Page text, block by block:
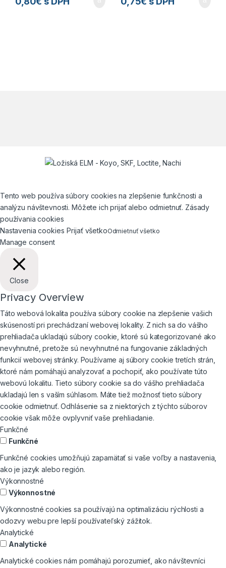
Tento web používa súbory cookies na zlepšenie funkčnosti a
analýzu návštevnosti. Môžete ich prijať alebo odmietnuť. Zásady
používania cookies
Nastavenia cookies Prijať všetkoOdmietnuť všetko
Manage consent
Close
Privacy Overview
Táto webová lokalita používa súbory cookie na zlepšenie vašich
skúseností pri prechádzaní webovej lokality. Z nich sa do vášho
prehliadača ukladajú súbory cookie, ktoré sú kategorizované ako
nevyhnutné, pretože sú nevyhnutné na fungovanie základných
funkcií webovej stránky. Používame aj súbory cookie tretích strán,
ktoré nám pomáhajú analyzovať a pochopiť, ako používate túto
webovú lokalitu. Tieto súbory cookie sa do vášho prehliadača
ukladajú len s vaším súhlasom. Máte tiež možnosť tieto súbory
cookie odmietnuť. Odhlásenie sa z niektorých z týchto súborov
cookie však môže ovplyvniť vaše prehliadanie.
Funkčné
Funkčné
Funkčné cookies umožňujú zapamätať si vaše voľby a nastavenia,
ako je jazyk alebo región.
Výkonnostné
Výkonnostné
Výkonnostné cookies sa používajú na optimalizáciu rýchlosti a
odozvy webu pre lepší používateľský zážitok.
Analytické
Analytické
Analytické cookies nám pomáhajú porozumieť, ako návštevníci